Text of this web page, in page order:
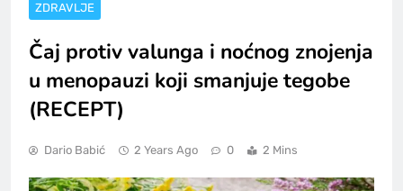
ZDRAVLJE
Čaj protiv valunga i noćnog znojenja
u menopauzi koji smanjuje tegobe
(RECEPT)
Dario Babić 2 Years Ago 0 2 Mins